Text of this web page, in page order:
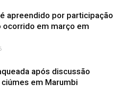
apreendido por participação
ocorrido em março em
após discussão
em Marumbi